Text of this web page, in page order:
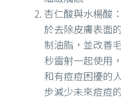
杏仁酸與水楊酸
於去除皮膚表面
制油脂，並改善
秒雷射一起使用
和有痘痘困擾的
步減少未來痘痘